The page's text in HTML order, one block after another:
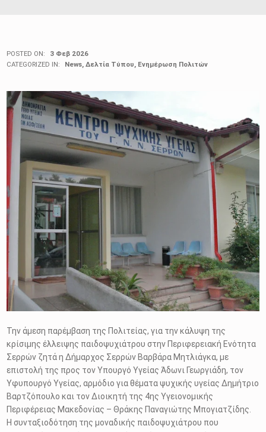
POSTED ON:
3 Φεβ 2026
CATEGORIZED IN:
News, Δελτία Τύπου Ενημέρωση Πολιτών
Την άμεση παρέμβαση της Πολιτείας, για την κάλυψη της
κρίσιμης έλλειψης παιδοψυχιάτρου στην Περιφερειακή Ενότητα
Σερρών ζητά η Δήμαρχος Σερρών Βαρβάρα Μητλιάγκα, με
επιστολή της προς τον Υπουργό Υγείας Άδωνι Γεωργιάδη, τον
Υφυπουργό Υγείας, αρμόδιο για θέματα ψυχικής υγείας Δημήτριο
Βαρτζόπουλο και τον Διοικητή της 4ης Υγειονομικής
Περιφέρειας Μακεδονίας – Θράκης Παναγιώτης Μπογιατζίδης.
Η συνταξιοδότηση της μοναδικής παιδοψυχιάτρου που